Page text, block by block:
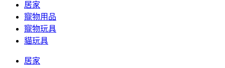
居家
寵物用品
寵物玩具
貓玩具
居家